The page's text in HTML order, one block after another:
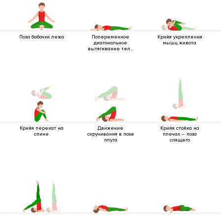
Поза бабочки лежа
Попеременное
диагональное
вытягивание тела
Крийя укрепления
мышц живота
Крийя перекат на
спине
Движение
скручивания в позе
плуга
Крийя стойка на
плечах – поза
спящего